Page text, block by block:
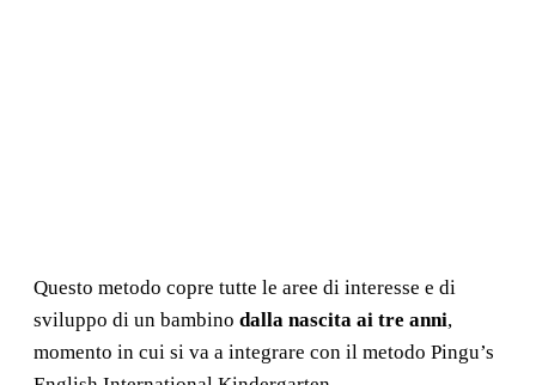
Questo metodo copre tutte le aree di interesse e di
sviluppo di un bambino dalla nascita ai tre anni,
momento in cui si va a integrare con il metodo Pingu’s